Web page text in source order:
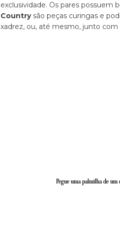
exclusividade. Os pares possuem
Countrysão peças curingas e
xadrez, ou, até mesmo, junto
Pegue uma palmilha de